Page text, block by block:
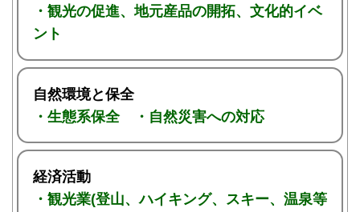
・観光の促進、地元産品の開拓、文化的イベ
ント
自然環境と保全
・生態系保全 ・自然災害への対応
経済活動
・観光業(登山、ハイキング、スキー、温泉等